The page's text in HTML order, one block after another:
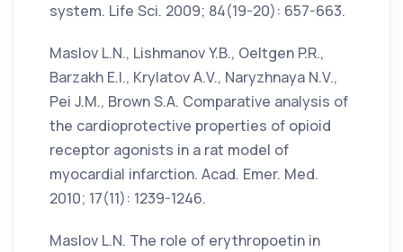
system. Life Sci. 2009; 84(19-20): 657-663.
Maslov L.N., Lishmanov Y.B., Oeltgen P.R.,
Barzakh E.I., Krylatov A.V., Naryzhnaya N.V.,
Pei J.M., Brown S.A. Comparative analysis of
the cardioprotective properties of opioid
receptor agonists in a rat model of
myocardial infarction. Acad. Emer. Med.
2010; 17(11): 1239-1246.
Maslov L.N. The role of erythropoetin in